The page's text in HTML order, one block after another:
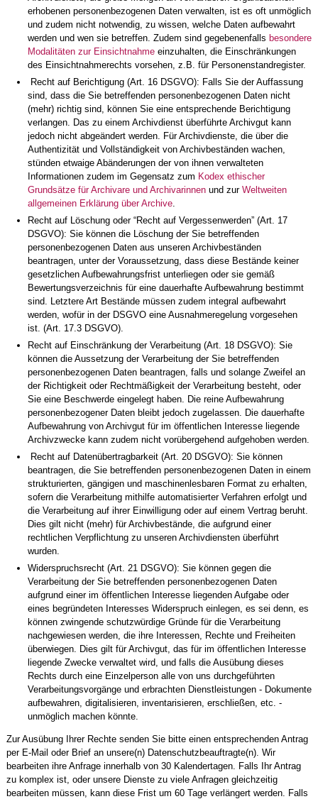
erhobenen personenbezogenen Daten verwalten, ist es oft unmöglich
und zudem nicht notwendig, zu wissen, welche Daten aufbewahrt
werden und wen sie betreffen. Zudem sind gegebenenfalls besondere
Modalitäten zur Einsichtnahmeeinzuhalten, die Einschränkungen
des Einsichtnahmerechts vorsehen, z.B. für Personenstandregister.
Recht auf Berichtigung (Art. 16 DSGVO): Falls Sie der Auffassung
sind, dass die Sie betreffenden personenbezogenen Daten nicht
(mehr) richtig sind, können Sie eine entsprechende Berichtigung
verlangen. Das zu einem Archivdienst überführte Archivgut kann
jedoch nicht abgeändert werden. Für Archivdienste, die über die
Authentizität und Vollständigkeit von Archivbeständen wachen,
stünden etwaige Abänderungen der von ihnen verwalteten
Informationen zudem im Gegensatz zum Kodex ethischer
Grundsätze für Archivare und Archivarinnenund zur Weltweiten
allgemeinen Erklärung über Archive.
Recht auf Löschung oder “Recht auf Vergessenwerden” (Art. 17
DSGVO): Sie können die Löschung der Sie betreffenden
personenbezogenen Daten aus unseren Archivbeständen
beantragen, unter der Voraussetzung, dass diese Bestände keiner
gesetzlichen Aufbewahrungsfrist unterliegen oder sie gemäß
Bewertungsverzeichnis für eine dauerhafte Aufbewahrung bestimmt
sind. Letztere Art Bestände müssen zudem integral aufbewahrt
werden, wofür in der DSGVO eine Ausnahmeregelung vorgesehen
ist. (Art. 17.3 DSGVO).
Recht auf Einschränkung der Verarbeitung (Art. 18 DSGVO): Sie
können die Aussetzung der Verarbeitung der Sie betreffenden
personenbezogenen Daten beantragen, falls und solange Zweifel an
der Richtigkeit oder Rechtmäßigkeit der Verarbeitung besteht, oder
Sie eine Beschwerde eingelegt haben. Die reine Aufbewahrung
personenbezogener Daten bleibt jedoch zugelassen. Die dauerhafte
Aufbewahrung von Archivgut für im öffentlichen Interesse liegende
Archivzwecke kann zudem nicht vorübergehend aufgehoben werden.
Recht auf Datenübertragbarkeit (Art. 20 DSGVO): Sie können
beantragen, die Sie betreffenden personenbezogenen Daten in einem
strukturierten, gängigen und maschinenlesbaren Format zu erhalten,
sofern die Verarbeitung mithilfe automatisierter Verfahren erfolgt und
die Verarbeitung auf ihrer Einwilligung oder auf einem Vertrag beruht.
Dies gilt nicht (mehr) für Archivbestände, die aufgrund einer
rechtlichen Verpflichtung zu unseren Archivdiensten überführt
wurden.
Widerspruchsrecht (Art. 21 DSGVO): Sie können gegen die
Verarbeitung der Sie betreffenden personenbezogenen Daten
aufgrund einer im öffentlichen Interesse liegenden Aufgabe oder
eines begründeten Interesses Widerspruch einlegen, es sei denn, es
können zwingende schutzwürdige Gründe für die Verarbeitung
nachgewiesen werden, die ihre Interessen, Rechte und Freiheiten
überwiegen. Dies gilt für Archivgut, das für im öffentlichen Interesse
liegende Zwecke verwaltet wird, und falls die Ausübung dieses
Rechts durch eine Einzelperson alle von uns durchgeführten
Verarbeitungsvorgänge und erbrachten Dienstleistungen - Dokumente
aufbewahren, digitalisieren, inventarisieren, erschließen, etc. -
unmöglich machen könnte.
Zur Ausübung Ihrer Rechte senden Sie bitte einen entsprechenden Antrag
per E-Mail oder Brief an unsere(n) Datenschutzbeauftragte(n). Wir
bearbeiten ihre Anfrage innerhalb von 30 Kalendertagen. Falls Ihr Antrag
zu komplex ist, oder unsere Dienste zu viele Anfragen gleichzeitig
bearbeiten müssen, kann diese Frist um 60 Tage verlängert werden. Falls